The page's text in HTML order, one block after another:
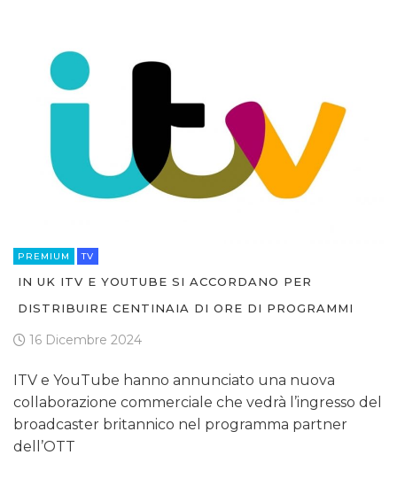
PREMIUM TV
IN UK ITV E YOUTUBE SI ACCORDANO PER
DISTRIBUIRE CENTINAIA DI ORE DI PROGRAMMI
16 Dicembre 2024
ITV e YouTube hanno annunciato una nuova
collaborazione commerciale che vedrà l’ingresso del
broadcaster britannico nel programma partner
dell’OTT